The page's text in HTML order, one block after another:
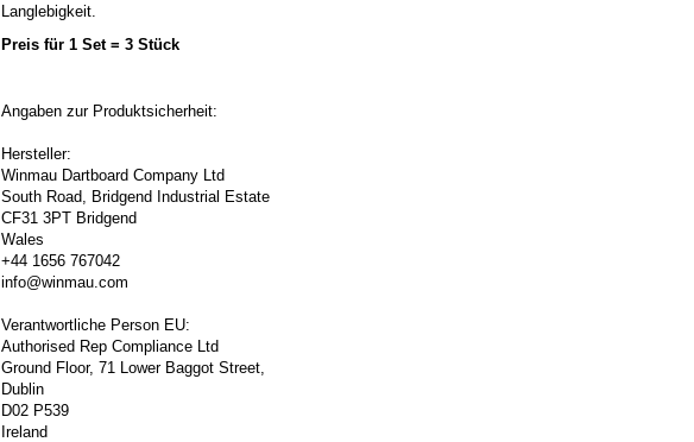
Langlebigkeit.
Preis für 1 Set = 3 Stück
Angaben zur Produktsicherheit:
Hersteller:
Winmau Dartboard Company Ltd
South Road, Bridgend Industrial Estate
CF31 3PT Bridgend
Wales
+44 1656 767042
info@winmau.com
Verantwortliche Person EU:
Authorised Rep Compliance Ltd
Ground Floor, 71 Lower Baggot Street,
Dublin
D02 P539
Ireland